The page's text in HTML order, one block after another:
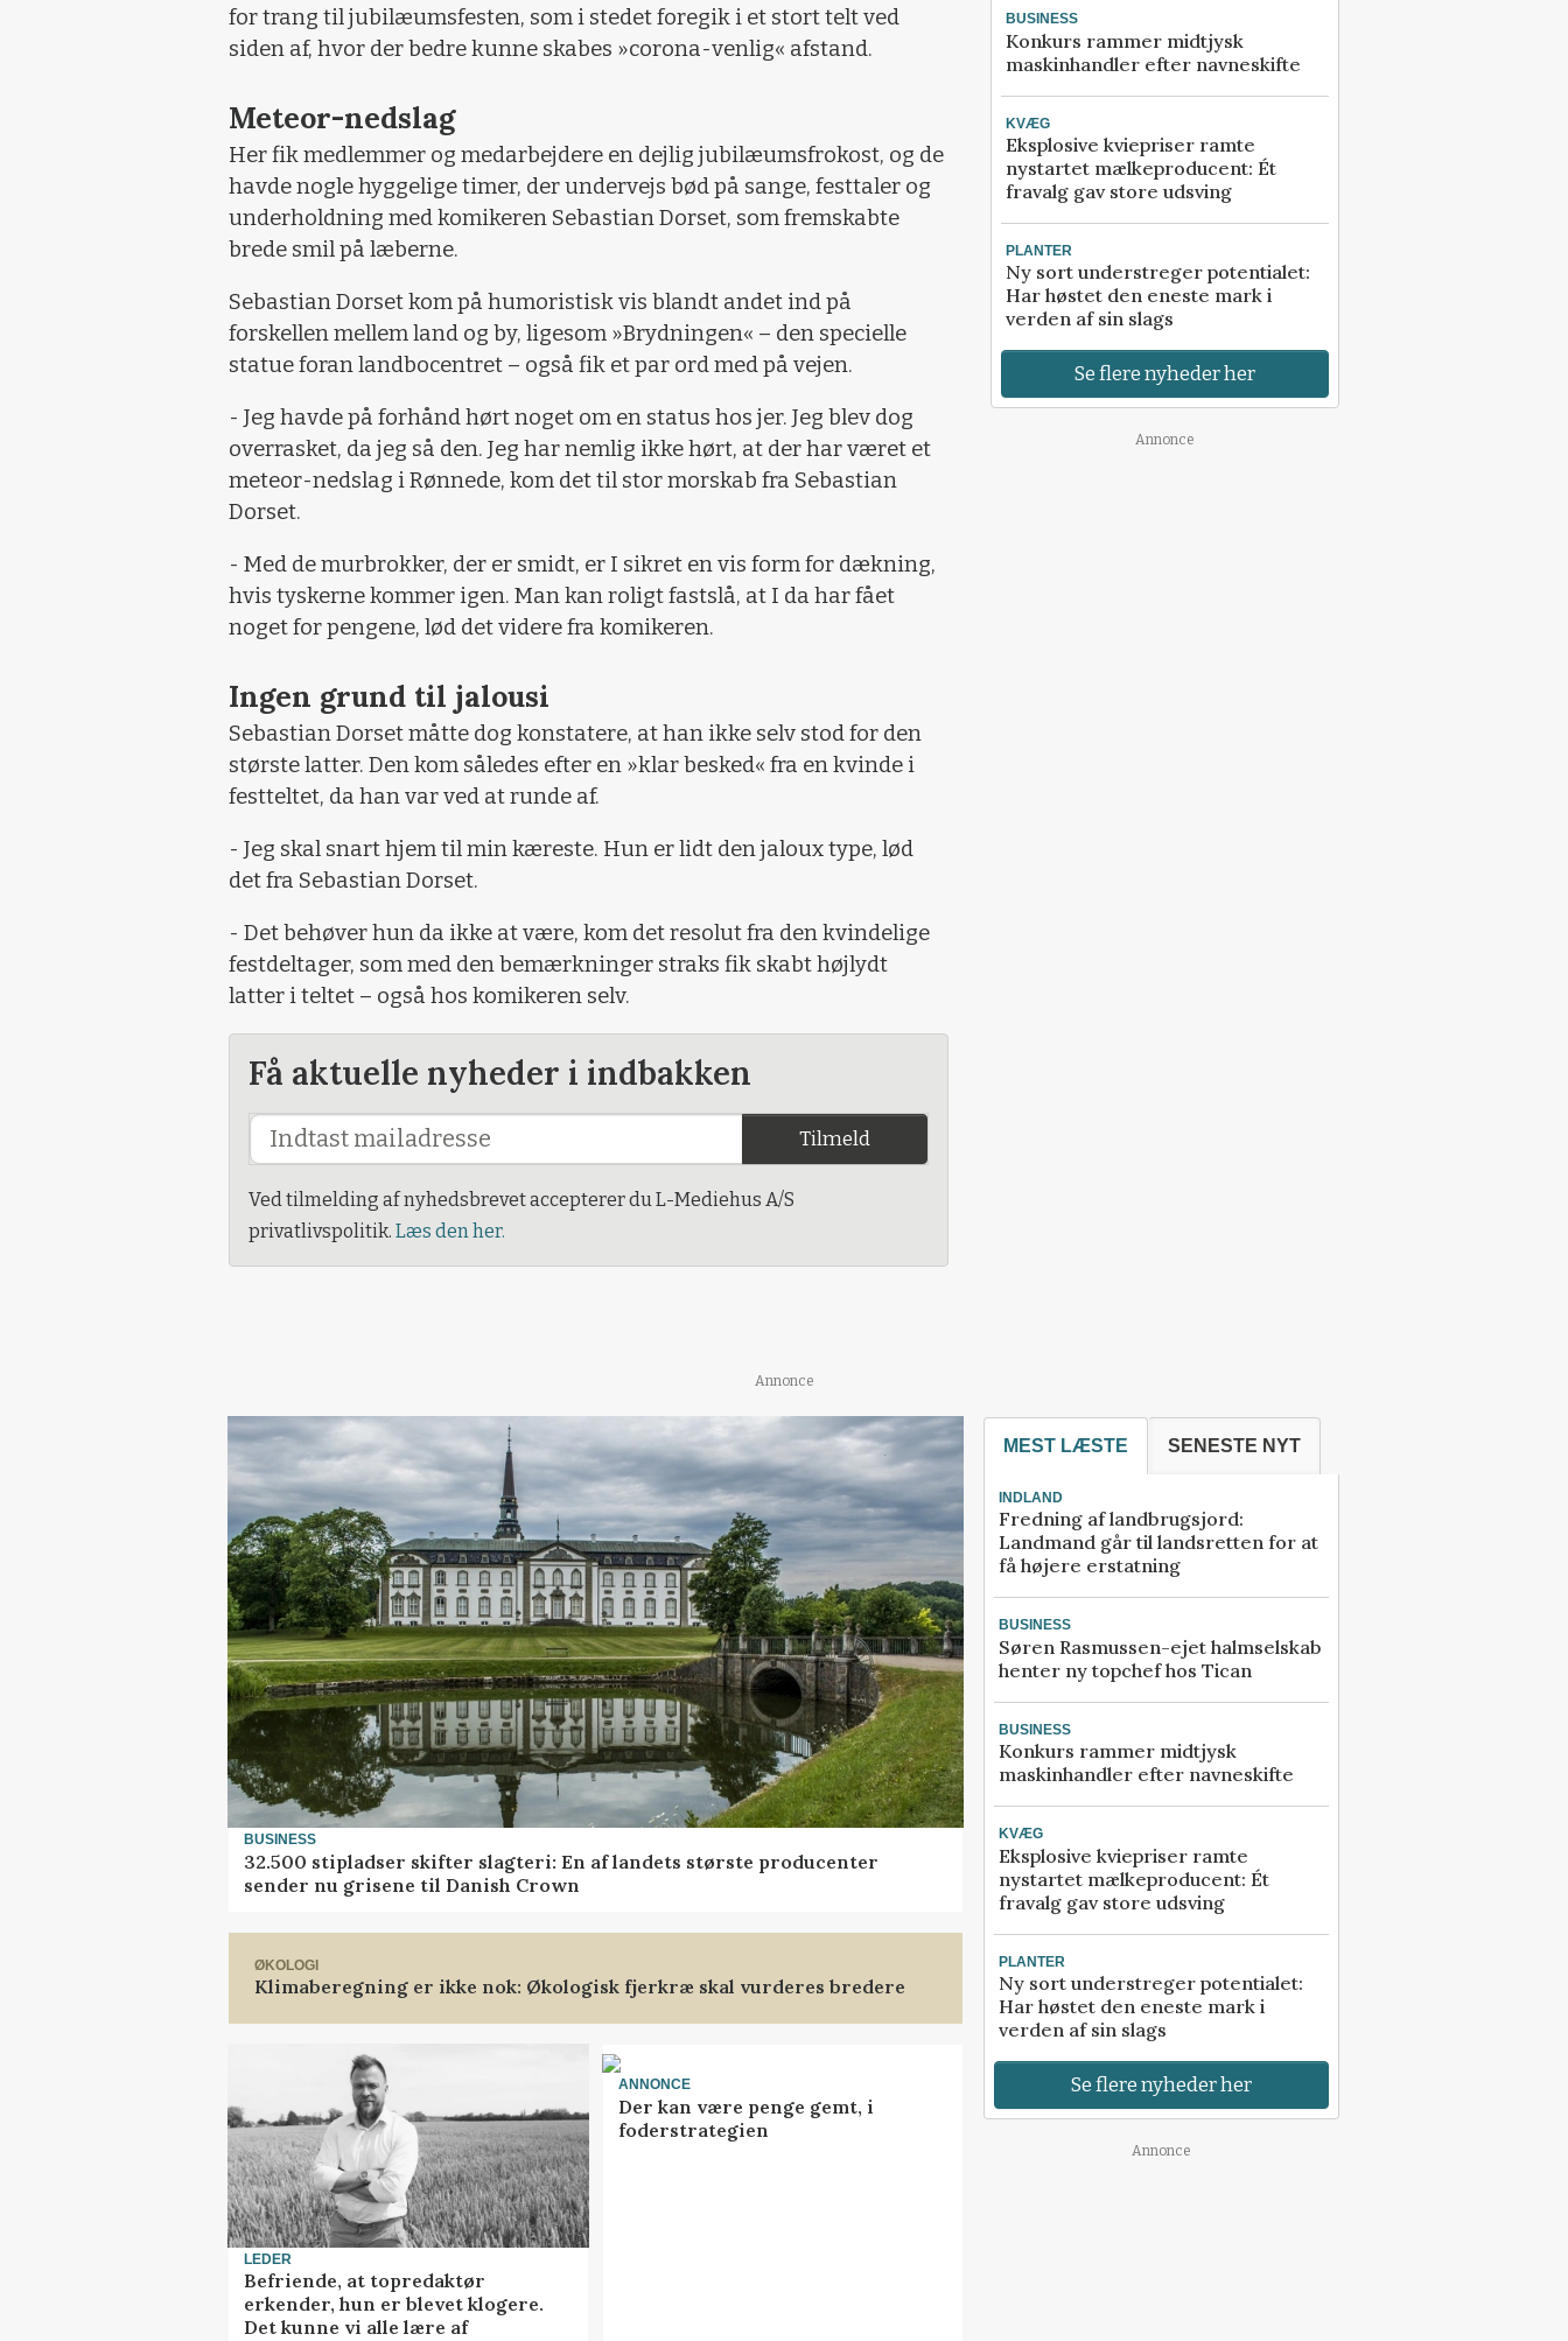
for trang til jubilæumsfesten, som i stedet foregik i et stort telt ved
siden af, hvor der bedre kunne skabes »corona-venlig« afstand.
Meteor-nedslag
Her fik medlemmer og medarbejdere en dejlig jubilæumsfrokost, og de
havde nogle hyggelige timer, der undervejs bød på sange, festtaler og
underholdning med komikeren Sebastian Dorset, som fremskabte
brede smil på læberne.
Sebastian Dorset kom på humoristisk vis blandt andet ind på
forskellen mellem land og by, ligesom »Brydningen« – den specielle
statue foran landbocentret – også fik et par ord med på vejen.
- Jeg havde på forhånd hørt noget om en status hos jer. Jeg blev dog
overrasket, da jeg så den. Jeg har nemlig ikke hørt, at der har været et
meteor-nedslag i Rønnede, kom det til stor morskab fra Sebastian
Dorset.
- Med de murbrokker, der er smidt, er I sikret en vis form for dækning,
hvis tyskerne kommer igen. Man kan roligt fastslå, at I da har fået
noget for pengene, lød det videre fra komikeren.
Ingen grund til jalousi
Sebastian Dorset måtte dog konstatere, at han ikke selv stod for den
største latter. Den kom således efter en »klar besked« fra en kvinde i
festteltet, da han var ved at runde af.
- Jeg skal snart hjem til min kæreste. Hun er lidt den jaloux type, lød
det fra Sebastian Dorset.
- Det behøver hun da ikke at være, kom det resolut fra den kvindelige
festdeltager, som med den bemærkninger straks fik skabt højlydt
latter i teltet – også hos komikeren selv.
Få aktuelle nyheder i indbakken
Tilmeld
Ved tilmelding af nyhedsbrevet accepterer du L-Mediehus A/S
privatlivspolitik. Læs den her.
BUSINESS
Konkurs rammer midtjysk
maskinhandler efter navneskifte
KVÆG
Eksplosive kviepriser ramte
nystartet mælkeproducent: Ét
fravalg gav store udsving
PLANTER
Ny sort understreger potentialet:
Har høstet den eneste mark i
verden af sin slags
Se flere nyheder her
Annonce
Annonce
BUSINESS
32.500 stipladser skifter slagteri: En af landets største producenter
sender nu grisene til Danish Crown
ØKOLOGI
Klimaberegning er ikke nok: Økologisk fjerkræ skal vurderes bredere
LEDER
Befriende, at topredaktør
erkender, hun er blevet klogere.
Det kunne vi alle lære af
ANNONCE
Der kan være penge gemt, i
foderstrategien
MEST LÆSTE SENESTE NYT
INDLAND
Fredning af landbrugsjord:
Landmand går til landsretten for at
få højere erstatning
BUSINESS
Søren Rasmussen-ejet halmselskab
henter ny topchef hos Tican
BUSINESS
Konkurs rammer midtjysk
maskinhandler efter navneskifte
KVÆG
Eksplosive kviepriser ramte
nystartet mælkeproducent: Ét
fravalg gav store udsving
PLANTER
Ny sort understreger potentialet:
Har høstet den eneste mark i
verden af sin slags
Se flere nyheder her
Annonce